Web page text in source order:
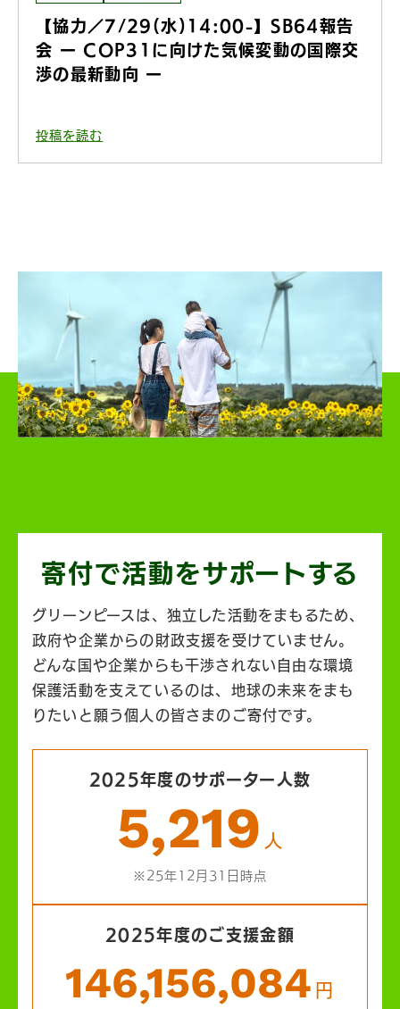
【協力／7/29(水)14:00-】SB64報告
会 ー COP31に向けた気候変動の国際交
渉の最新動向 ー
投稿を読む
寄付で活動をサポートする
グリーンピースは、独立した活動をまもるため、
政府や企業からの財政支援を受けていません。
どんな国や企業からも干渉されない自由な環境
保護活動を支えているのは、地球の未来をまも
りたいと願う個人の皆さまのご寄付です。
2025年度のサポーター人数
5,219 人
※25年12月31日時点
2025年度のご支援金額
146,156,084 円